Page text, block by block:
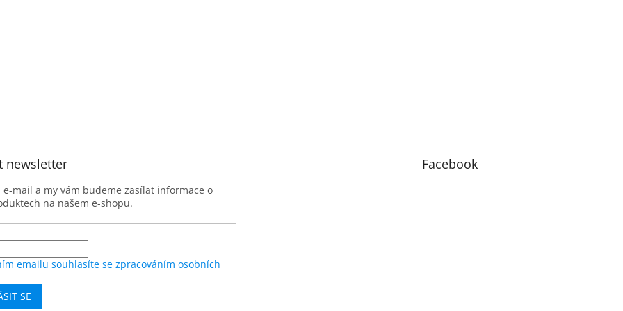
newsletter
e-mail a my vám budeme zasílat informace o
na našem e-shopu.
emailu souhlasíte se zpracováním osobních
SE
Facebook